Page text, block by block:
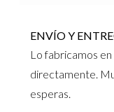
ENVÍO Y
Lo fabricamos
directamente.
esperas.